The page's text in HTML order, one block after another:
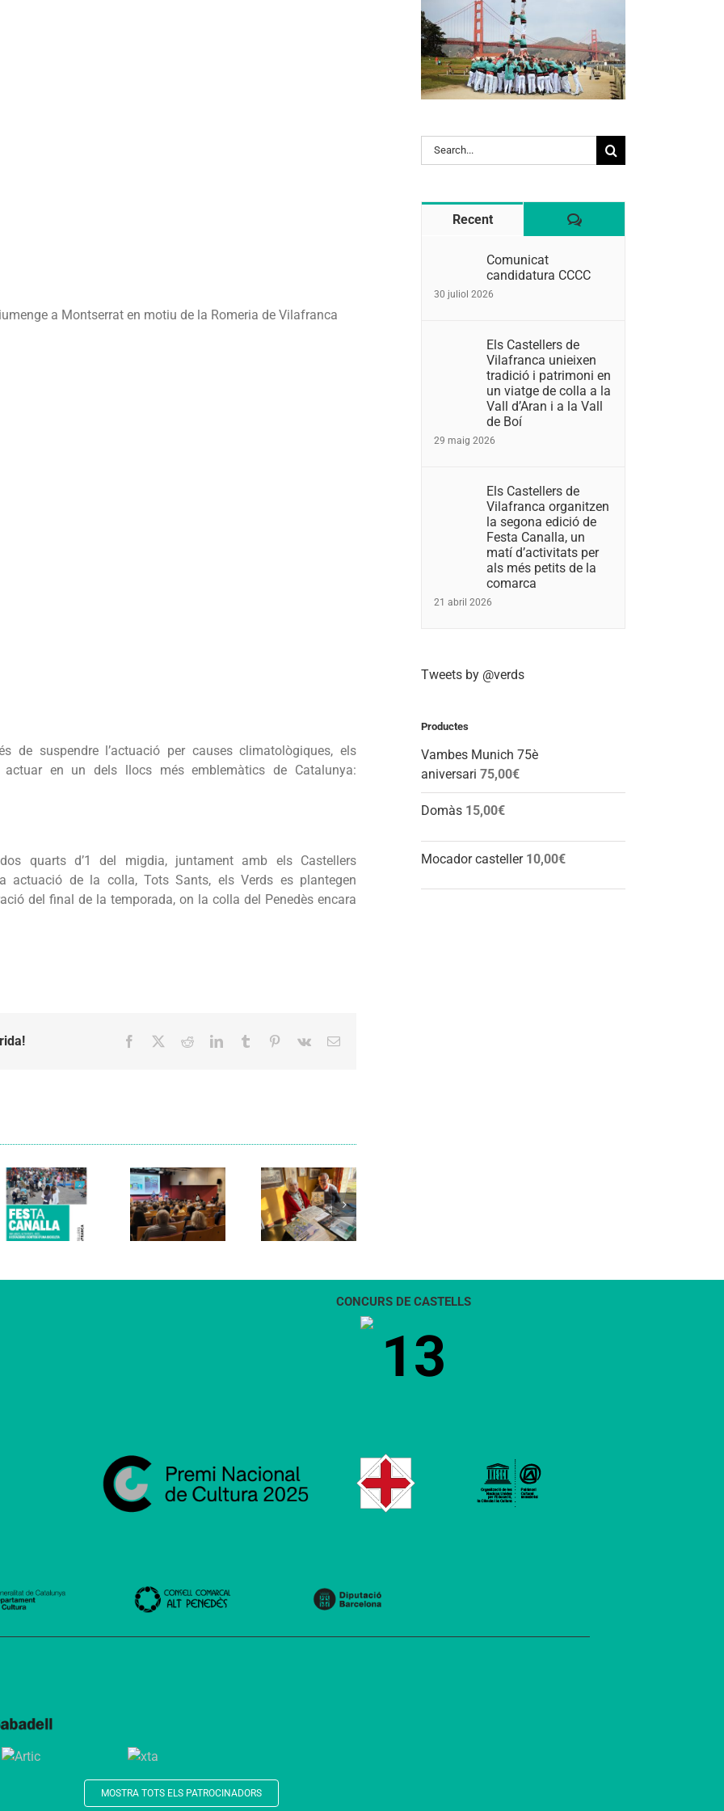
a Montserrat en motiu de la Romeria de Vilafranca
de suspendre l’actuació per causes climatològiques, els
en un dels llocs més emblemàtics de Catalunya:
quarts d’1 del migdia, juntament amb els Castellers
actuació de la colla, Tots Sants, els Verds es plantegen
del final de la temporada, on la colla del Penedès encara
Facebook RedditLinkedInTumblr Pinterest
Vk Email:
Cal Figarot
lidera el
primer
d’energia
comunitària
Els Verds
presenten el
llibre
“Petita
història
dels
Search
for:
Recent Comentaris
Comunicat
candidatura CCCC
30 juliol 2026
Els Castellers de
Vilafranca unieixen
tradició i patrimoni en
un viatge de colla a la
Vall d’Aran i a la Vall
de Boí
29 maig 2026
Els Castellers de
Vilafranca organitzen
la segona edició de
Festa Canalla, un
matí d’activitats per
als més petits de la
comarca
21 abril 2026
Tweets by @verds
Productes
Vambes Munich 75è
aniversari 75,00€
Domàs 15,00€
Mocador casteller 10,00€
CONCURS DE CASTELLS
13
MOSTRA TOTS ELS PATROCINADORS